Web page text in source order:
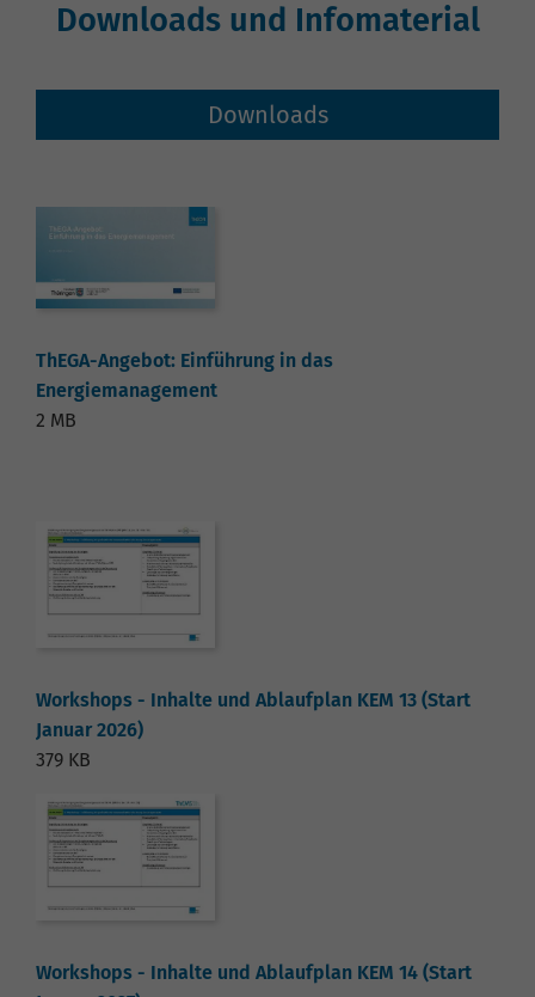
Downloads und Infomaterial
Downloads
ThEGA-Angebot: Einführung in das
Energiemanagement
2 MB
Workshops - Inhalte und Ablaufplan KEM 13 (Start
Januar 2026)
379 KB
Workshops - Inhalte und Ablaufplan KEM 14 (Start